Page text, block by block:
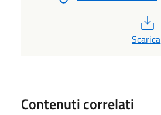
Scarica
Contenuti correlati